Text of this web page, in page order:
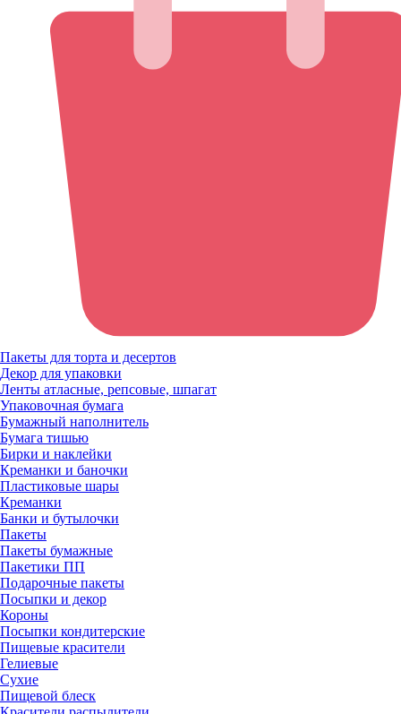
Пакеты для торта и десертов
Декор для упаковки
Ленты атласные, репсовые, шпагат
Упаковочная бумага
Бумажный наполнитель
Бумага тишью
Бирки и наклейки
Креманки и баночки
Пластиковые шары
Креманки
Банки и бутылочки
Пакеты
Пакеты бумажные
Пакетики ПП
Подарочные пакеты
Посыпки и декор
Короны
Посыпки кондитерские
Пищевые красители
Гелиевые
Сухие
Пищевой блеск